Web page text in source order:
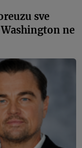
sve
ne